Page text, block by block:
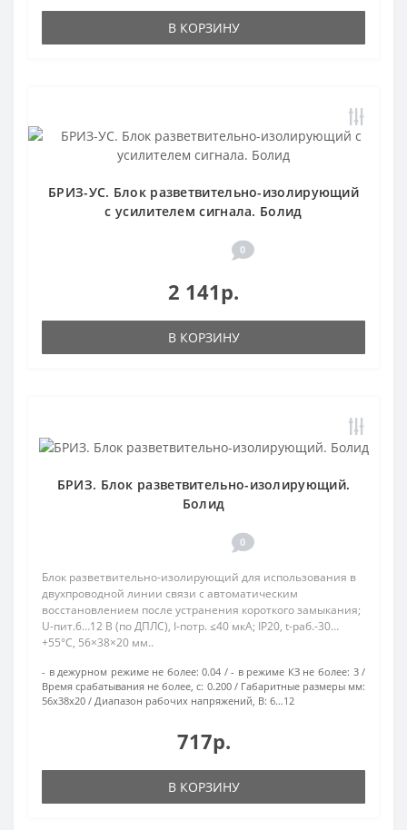
В КОРЗИНУ
БРИЗ-УС. Блок разветвительно-изолирующий
с усилителем сигнала. Болид
0
2 141р.
В КОРЗИНУ
БРИЗ. Блок разветвительно-изолирующий.
Болид
0
Блок разветвительно-изолирующий для использования в
двухпроводной линии связи с автоматическим
восстановлением после устранения короткого замыкания;
U-пит.6…12 В (по ДПЛС), I-потр. ≤40 мкА; IP20, t-раб.-30…
+55°С, 56×38×20 мм..
- в дежурном режиме не более: 0.04 - в режиме КЗ не более: 3
Время срабатывания не более, с: 0.200
Габаритные размеры мм:
56х38х20
Диапазон рабочих напряжений, В: 6…12
717р.
В КОРЗИНУ